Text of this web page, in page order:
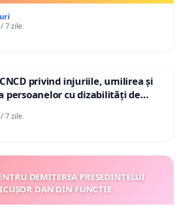
7 zile
privind injuriile, umilirea și
persoanelor cu dizabilități de
TikTok „Gorici”
7 zile
DEMITEREA PREȘEDINTELUI
DAN DIN FUNCȚIE